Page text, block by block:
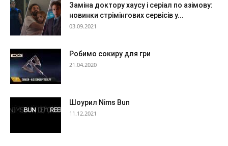
Заміна доктору хаусу і серіал по азімову:
новинки стрімінгових сервісів у...
03.09.2021
Робимо сокиру для гри
21.04.2020
Шоурил Nims Bun
11.12.2021